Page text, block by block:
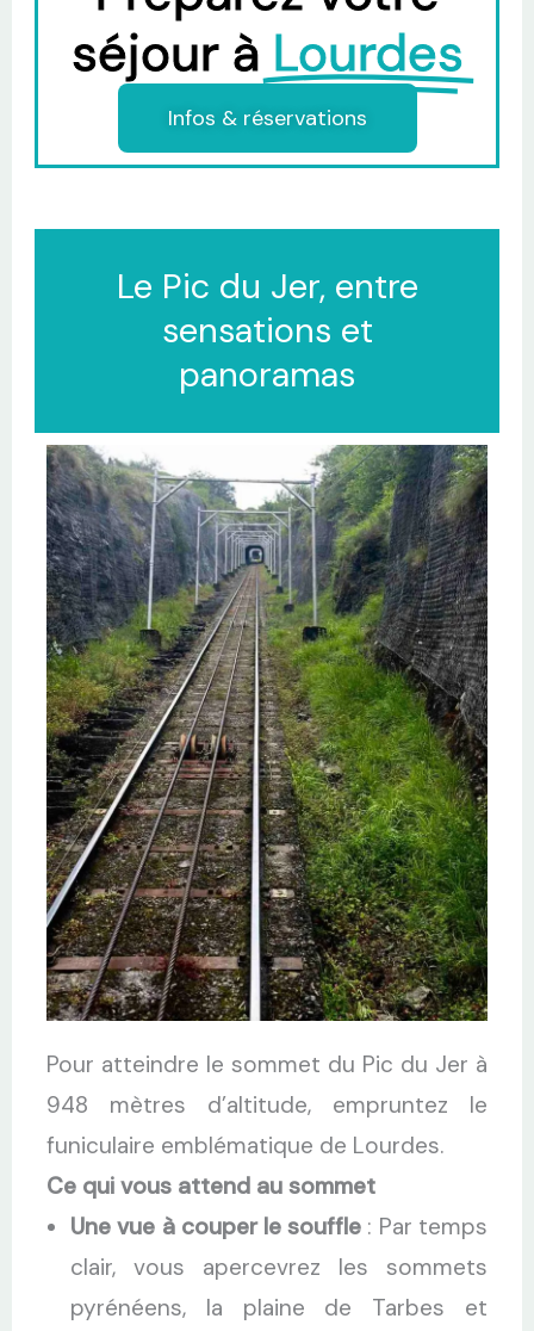
séjour à Lourdes
Infos & réservations
Le Pic du Jer, entre
sensations et
panoramas
Pour atteindre le sommet du Pic du Jer à
948 mètres d’altitude, empruntez le
funiculaire emblématique de Lourdes.
Ce qui vous attend au sommet
Une vue à couper le souffle : Par temps
clair, vous apercevrez les sommets
pyrénéens, la plaine de Tarbes et